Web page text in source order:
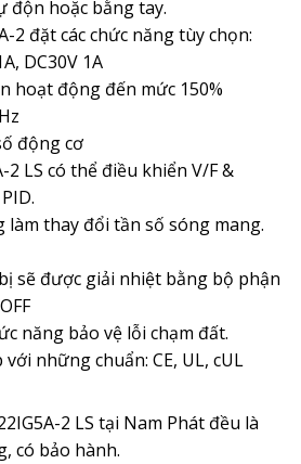
độn hoặc bằng tay.
2 đặt các chức năng tùy chọn:
DC30V 1A
hoạt động đến mức 150%
động cơ
2 LS có thể điều khiển V/F &
làm thay đổi tần số sóng mang.
sẽ được giải nhiệt bằng bộ phận
năng bảo vệ lỗi chạm đất.
những chuẩn: CE, UL, cUL
2 LS tại Nam Phát đều là
có bảo hành.